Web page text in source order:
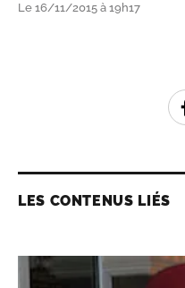
Le 16/11/2015 à 19h17
LES CONTENUS LIÉS